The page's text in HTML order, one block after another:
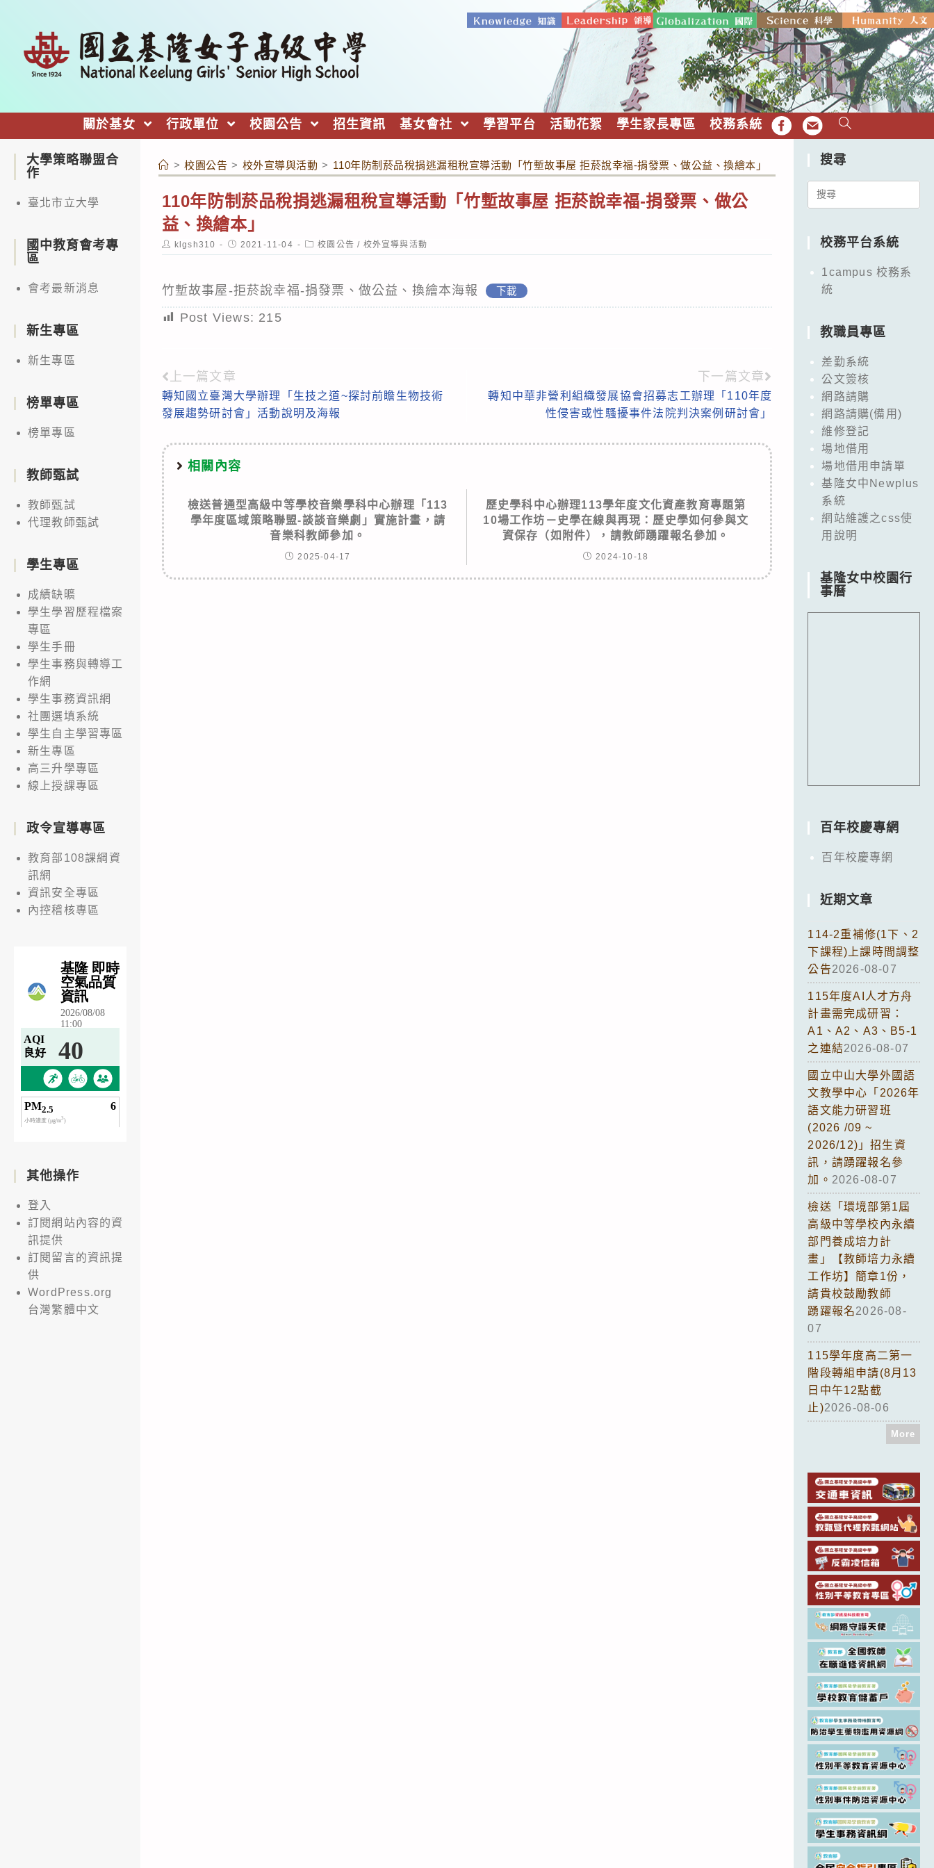
關於基女 行政單位 校園公告 招生資訊 基女會社 學習平台 活動花絮 學生家長專區 校務系統 FB EMAIL
> 校園公告 > 校外宣導與活動 > 110年防制菸品稅捐逃漏租稅宣導活動「竹塹故事屋 拒菸說幸福-捐發票、做公益、換繪本」
110年防制菸品稅捐逃漏租稅宣導活動「竹塹故事屋 拒菸說幸福-捐發票、做公
益、換繪本」
Post
author:
klgsh310
Post
published:
2021-11-04
Post
category:
校園公告 / 校外宣導與活動
竹塹故事屋-拒菸說幸福-捐發票、做公益、換繪本海報 下載
Post Views: 215
Read
more
上一篇文章
轉知國立臺灣大學辦理「生技之道~探討前瞻生物技術
發展趨勢研討會」活動說明及海報
下一篇文章
轉知中華非營利組織發展協會招募志工辦理「110年度
性侵害或性騷擾事件法院判決案例研討會」
相關內容
檢送普通型高級中等學校音樂學科中心辦理「113
學年度區域策略聯盟-談談音樂劇」實施計畫，請
音樂科教師參加。
2025-04-17
歷史學科中心辦理113學年度文化資產教育專題第
10場工作坊－史學在線與再現：歷史學如何參與文
資保存（如附件），請教師踴躍報名參加。
2024-10-18
大學策略聯盟合
作
臺北市立大學
國中教育會考專
區
會考最新消息
新生專區
新生專區
榜單專區
榜單專區
教師甄試
教師甄試
代理教師甄試
學生專區
成績缺曠
學生學習歷程檔案
專區
學生手冊
學生事務與轉導工
作網
學生事務資訊網
社團選填系統
學生自主學習專區
新生專區
高三升學專區
線上授課專區
政令宣導專區
教育部108課綱資
訊網
資訊安全專區
內控稽核專區
其他操作
登入
訂閱網站內容的資
訊提供
訂閱留言的資訊提
供
WordPress.org
台灣繁體中文
搜尋
Search
校務平台系統
1campus 校務系
統
教職員專區
差勤系統
公文簽核
網路請購
網路請購(備用)
維修登記
場地借用
場地借用申請單
基隆女中Newplus
系統
網站維護之css使
用說明
基隆女中校園行
事曆
百年校慶專網
百年校慶專網
近期文章
114-2重補修(1下、2
下課程)上課時間調整
公告2026-08-07
115年度AI人才方舟
計畫需完成研習：
A1、A2、A3、B5-1
之連結2026-08-07
國立中山大學外國語
文教學中心「2026年
語文能力研習班
(2026 /09 ~
2026/12)」招生資
訊，請踴躍報名參
加。 2026-08-07
檢送「環境部第1屆
高級中等學校內永續
部門養成培力計
畫」【教師培力永續
工作坊】簡章1份，
請貴校鼓勵教師
踴躍報名2026-08-
07
115學年度高二第一
階段轉組申請(8月13
日中午12點截
止)2026-08-06
More